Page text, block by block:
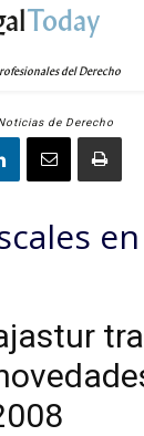
Today
del Derecho
de Derecho
en